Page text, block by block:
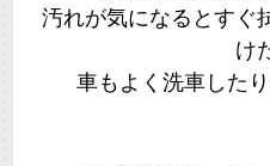
汚れが気になるとすぐ
け
車もよく洗車した